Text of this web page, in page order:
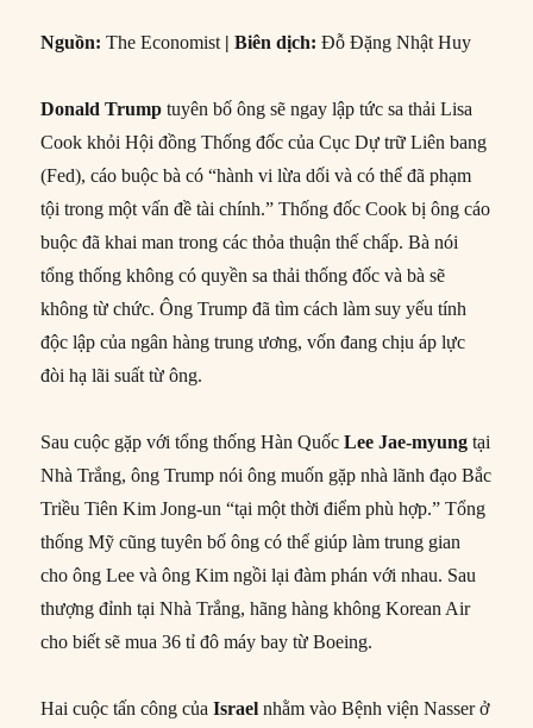
Nguồn:The Economist |Biên dịch:Đỗ Đặng Nhật Huy
Donald Trump tuyên bố ông sẽ ngay lập tức sa thải Lisa
Cook khỏi Hội đồng Thống đốc của Cục Dự trữ Liên bang
(Fed), cáo buộc bà có “hành vi lừa dối và có thể đã phạm
tội trong một vấn đề tài chính.” Thống đốc Cook bị ông cáo
buộc đã khai man trong các thỏa thuận thế chấp. Bà nói
tổng thống không có quyền sa thải thống đốc và bà sẽ
không từ chức. Ông Trump đã tìm cách làm suy yếu tính
độc lập của ngân hàng trung ương, vốn đang chịu áp lực
đòi hạ lãi suất từ ông.
Sau cuộc gặp với tổng thống Hàn QuốcLee Jae-myung tại
Nhà Trắng, ông Trump nói ông muốn gặp nhà lãnh đạo Bắc
Triều Tiên Kim Jong-un “tại một thời điểm phù hợp.” Tổng
thống Mỹ cũng tuyên bố ông có thể giúp làm trung gian
cho ông Lee và ông Kim ngồi lại đàm phán với nhau. Sau
thượng đỉnh tại Nhà Trắng, hãng hàng không Korean Air
cho biết sẽ mua 36 tỉ đô máy bay từ Boeing.
Hai cuộc tấn công củaIsrael nhằm vào Bệnh viện Nasser ở